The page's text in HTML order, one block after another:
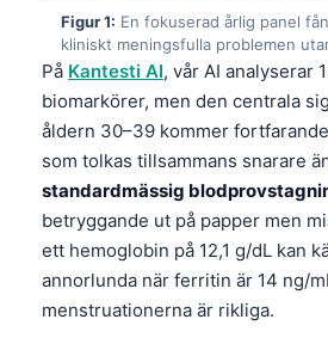
Figur 1: En fokuserad årlig panel
kliniskt meningsfulla problemen
På Kantesti AI, vår AI analyserar
biomarkörer, men den centrala
åldern 30–39 kommer
som tolkas tillsammans snarare
standardmässig
betryggande ut på papper men
ett hemoglobin på 12,1 g/dL kan
annorlunda när ferritin är 14 ng/
menstruationerna är rikliga.